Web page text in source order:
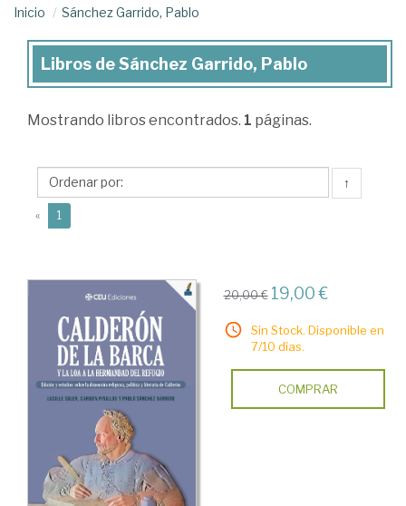
Inicio Sánchez Garrido, Pablo
Libros
Sánchez
Pablo
Libros de Sánchez Garrido, Pablo
Mostrando libros encontrados. 1 páginas.
↑
« 1
20,00 € 19,00 €
Sin Stock. Disponible en
7/10 días.
COMPRAR